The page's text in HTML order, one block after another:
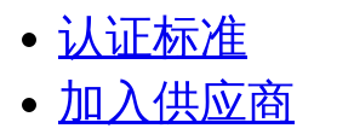
认证标准
加入供应商